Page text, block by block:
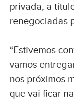
privada, a
renegociadas
“Estivemos
vamos
nos próximos
que vai ficar